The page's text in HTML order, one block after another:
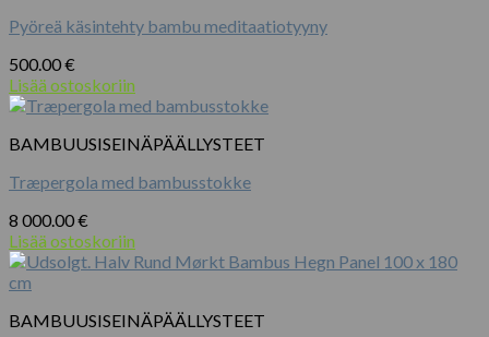
Pyöreä käsintehty bambu meditaatiotyyny
500.00€
Lisää ostoskoriin
BAMBUUSISEINÄPÄÄLLYSTEET
Træpergola med bambusstokke
8 000.00€
Lisää ostoskoriin
BAMBUUSISEINÄPÄÄLLYSTEET